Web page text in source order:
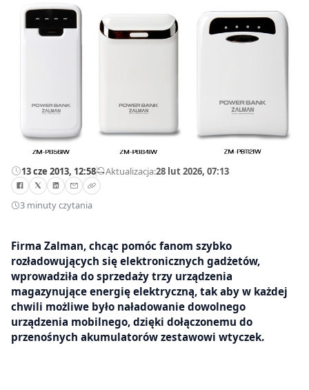
13 cze 2013, 12:58—Aktualizacja:28 lut 2026, 07:13
3 minuty czytania
Firma Zalman, chcąc pomóc fanom szybko
rozładowujących się elektronicznych gadżetów,
wprowadziła do sprzedaży trzy urządzenia
magazynujące energię elektryczną, tak aby w każdej
chwili możliwe było naładowanie dowolnego
urządzenia mobilnego, dzięki dołączonemu do
przenośnych akumulatorów zestawowi wtyczek.